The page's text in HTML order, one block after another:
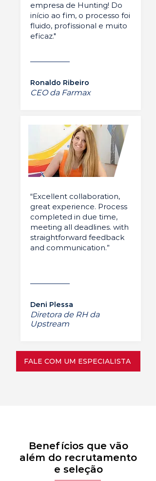
empresa de Hunting! Do
início ao fim, o processo foi
fluido, profissional e muito
eficaz."
Ronaldo Ribeiro
CEO da Farmax
“Excellent collaboration,
great experience. Process
completed in due time,
meeting all deadlines. with
straightforward feedback
and communication.”
Deni Plessa
Diretora de RH da
Upstream
FALE COM UM ESPECIALISTA
Benefícios que vão
além do recrutamento
e seleção